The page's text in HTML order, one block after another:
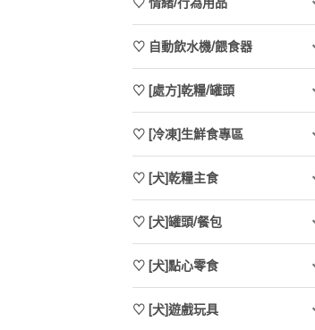
♡ 自動飲水機/餵食器
♡ [處方]乾糧/罐頭
♡ [冷凍]生鮮食專區
♡ [犬]乾糧主食
♡ [犬]罐頭/餐包
♡ [犬]點心零食
♡ [犬]遊戲玩具